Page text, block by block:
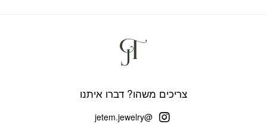
צריכים משהו? דברו איתנו
@jetem.jewelry